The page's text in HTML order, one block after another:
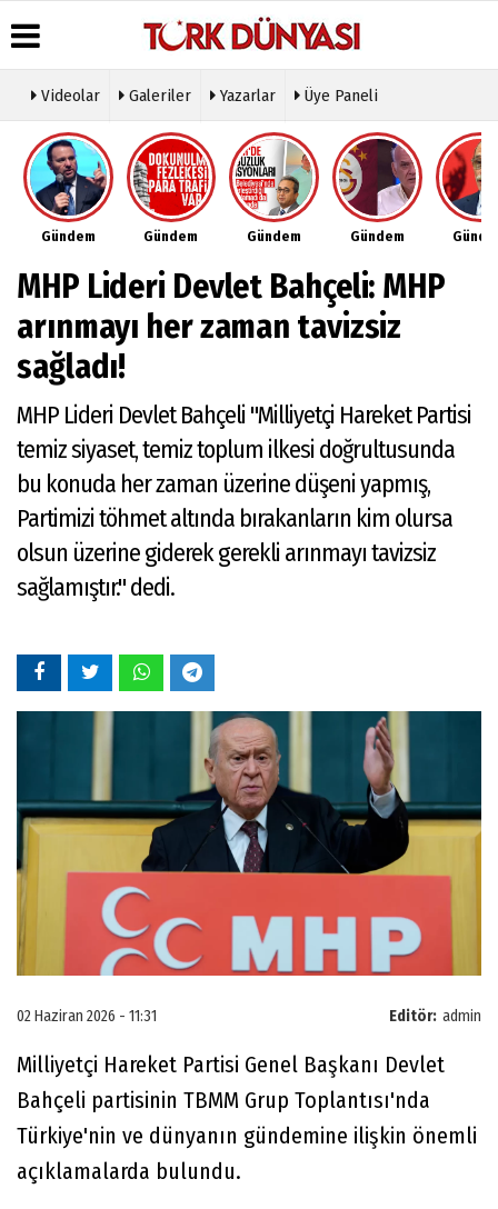
Üye Paneli
Haber
Arşivi
Gazete
Arşivi
Günün
Haberleri
Hava
Durumu
Gazete
Manşetleri
Anketler
Biyografiler
Köşe
Yazarları
Video
Galeri
Foto
Etkinlikler
Künye
İletişim
Çerez
Politikası
İlkeleri
Videolar Galeriler Yazarlar Üye Paneli
Gündem Gündem Gündem Gündem
MHP Lideri Devlet Bahçeli: MHP
arınmayı her zaman tavizsiz
sağladı!
MHP Lideri Devlet Bahçeli "Milliyetçi Hareket Partisi
temiz siyaset, temiz toplum ilkesi doğrultusunda
bu konuda her zaman üzerine düşeni yapmış,
Partimizi töhmet altında bırakanların kim olursa
olsun üzerine giderek gerekli arınmayı tavizsiz
sağlamıştır." dedi.
Editör: admin
02 Haziran 2026 - 11:31
Milliyetçi Hareket Partisi Genel Başkanı Devlet
Bahçeli partisinin TBMM Grup Toplantısı'nda
Türkiye'nin ve dünyanın gündemine ilişkin önemli
açıklamalarda bulundu.